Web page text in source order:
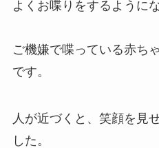
よくお喋りをするように
ご機嫌で喋っている赤ち
です。
人が近づくと、笑顔を見
した。